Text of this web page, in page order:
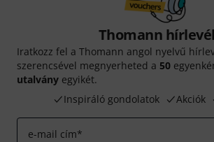
Thomann hírlevél
Iratkozz fel a Thomann angol nyelvű
szerencsével megnyerheted a 50
utalvány egyikét.
Inspiráló gondolatok
Akciók
e-mail cím*